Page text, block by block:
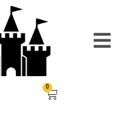
0